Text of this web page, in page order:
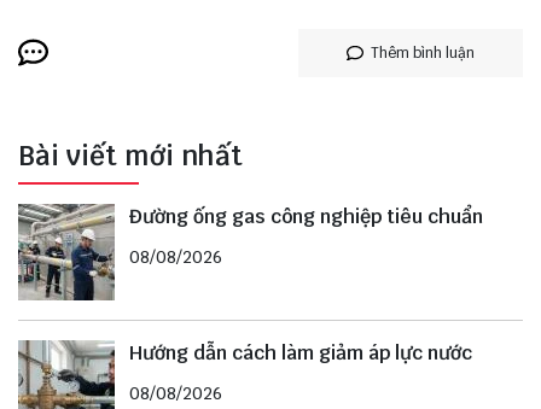
Thêm bình luận
Bài viết mới nhất
Đường ống gas công nghiệp tiêu chuẩn
08/08/2026
Hướng dẫn cách làm giảm áp lực nước
08/08/2026